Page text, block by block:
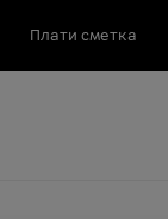
Плати сметка